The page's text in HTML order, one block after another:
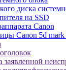
диска
на SSD
Canon
Canon 5d
заявленной